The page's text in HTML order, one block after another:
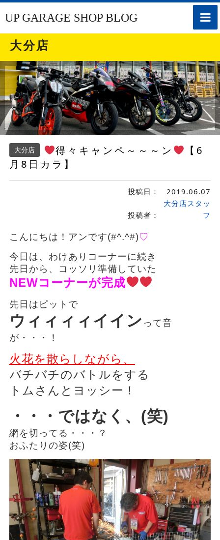
toggle
UP GARAGE SHOP BLOG
大分店
大分店 得々キャンペ～～～ン
【6
月8日カラ】
投稿日： 2019.06.07
投稿者：
大分店スタッ
フ
こんにちは！アンです(#^.^#)♡
今日は、わけありコーナーに続き
先日から、コッソリ準備していた
NEWコーナーが完成
先日はピットで
ウィィィィイイン って音
が・・・！
火花を散らしながら、
バチバチのバトルをする
トムさんとヨッシー！
・・・ではなく、(笑)
網を切ってる・・・？
おふたりの姿(笑)